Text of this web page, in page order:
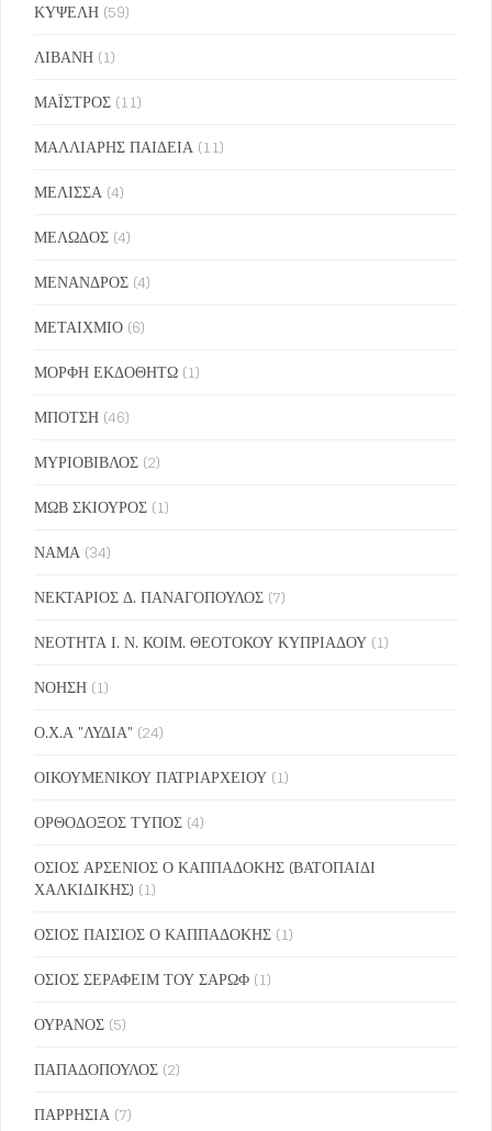
ΚΥΨΕΛΗ (59)
ΛΙΒΑΝΗ (1)
ΜΑΪΣΤΡΟΣ (11)
ΜΑΛΛΙΑΡΗΣ ΠΑΙΔΕΙΑ (11)
ΜΕΛΙΣΣΑ (4)
ΜΕΛΩΔΟΣ (4)
ΜΕΝΑΝΔΡΟΣ (4)
ΜΕΤΑΙΧΜΙΟ (6)
ΜΟΡΦΗ ΕΚΔΟΘΗΤΩ (1)
ΜΠΟΤΣΗ (46)
ΜΥΡΙΟΒΙΒΛΟΣ (2)
ΜΩΒ ΣΚΙΟΥΡΟΣ (1)
ΝΑΜΑ (34)
ΝΕΚΤΑΡΙΟΣ Δ. ΠΑΝΑΓΟΠΟΥΛΟΣ (7)
ΝΕΟΤΗΤΑ Ι. Ν. ΚΟΙΜ. ΘΕΟΤΟΚΟΥ ΚΥΠΡΙΑΔΟΥ (1)
ΝΟΗΣΗ (1)
Ο.Χ.Α "ΛΥΔΙΑ" (24)
ΟΙΚΟΥΜΕΝΙΚΟΥ ΠΑΤΡΙΑΡΧΕΙΟΥ (1)
ΟΡΘΟΔΟΞΟΣ ΤΥΠΟΣ (4)
ΟΣΙΟΣ ΑΡΣΕΝΙΟΣ Ο ΚΑΠΠΑΔΟΚΗΣ (ΒΑΤΟΠΑΙΔΙ
ΧΑΛΚΙΔΙΚΗΣ) (1)
ΟΣΙΟΣ ΠΑΙΣΙΟΣ Ο ΚΑΠΠΑΔΟΚΗΣ (1)
ΟΣΙΟΣ ΣΕΡΑΦΕΙΜ ΤΟΥ ΣΑΡΩΦ (1)
ΟΥΡΑΝΟΣ (5)
ΠΑΠΑΔΟΠΟΥΛΟΣ (2)
ΠΑΡΡΗΣΙΑ (7)